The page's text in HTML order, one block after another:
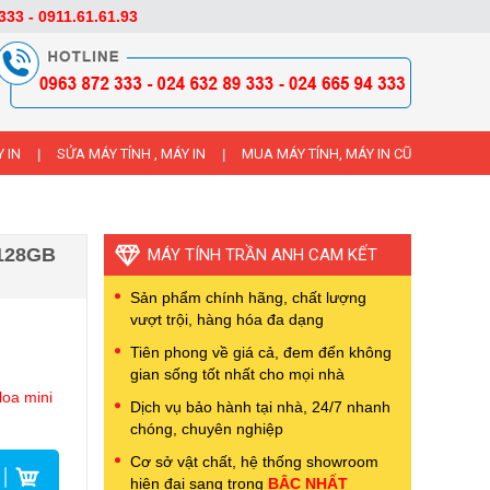
IN SỬA MÁY TÍNH , MÁY IN MUA MÁY TÍNH, MÁY IN CŨ
mini
MÁY TÍNH TRẦN ANH CAM KẾT
Sản phẩm chính hãng, chất lượng
vượt trội, hàng hóa đa dạng
Tiên phong về giá cả, đem đến không
gian sống tốt nhất cho mọi nhà
Dịch vụ bảo hành tại nhà, 24/7 nhanh
chóng, chuyên nghiệp
Cơ sở vật chất, hệ thống showroom
hiện đại sang trọng BẬC NHẤT
- 0911.61.61.93